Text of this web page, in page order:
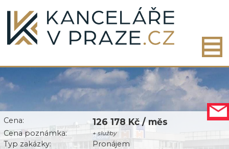
Cena: 126 178 Kč / měs
Cena poznámka: + služby
Typ zakázky:
Pronájem